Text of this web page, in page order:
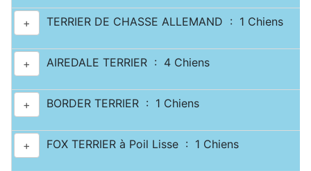
+ TERRIER DE CHASSE ALLEMAND : 1 Chiens
+ AIREDALE TERRIER : 4 Chiens
+ BORDER TERRIER : 1 Chiens
+ FOX TERRIER à Poil Lisse : 1 Chiens